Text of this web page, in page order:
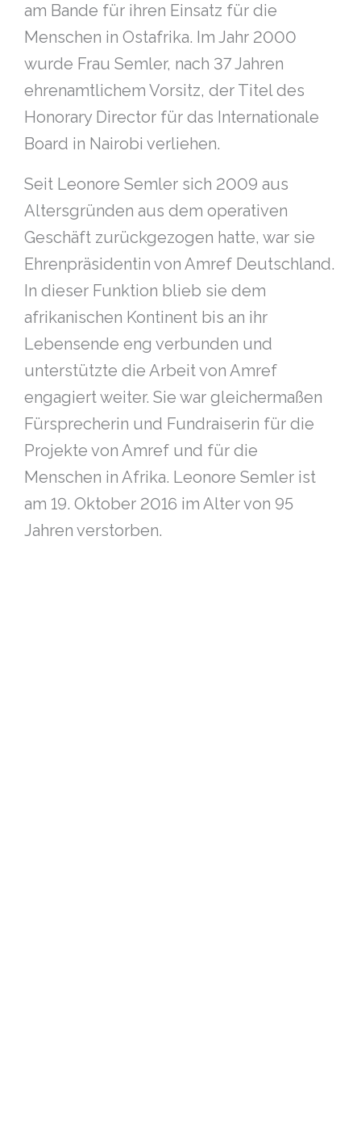
am Bande für ihren Einsatz für die
Menschen in Ostafrika. Im Jahr 2000
wurde Frau Semler, nach 37 Jahren
ehrenamtlichem Vorsitz, der Titel des
Honorary Director für das Internationale
Board in Nairobi verliehen.
Seit Leonore Semler sich 2009 aus
Altersgründen aus dem operativen
Geschäft zurückgezogen hatte, war sie
Ehrenpräsidentin von Amref Deutschland.
In dieser Funktion blieb sie dem
afrikanischen Kontinent bis an ihr
Lebensende eng verbunden und
unterstützte die Arbeit von Amref
engagiert weiter. Sie war gleichermaßen
Fürsprecherin und Fundraiserin für die
Projekte von Amref und für die
Menschen in Afrika. Leonore Semler ist
am 19. Oktober 2016 im Alter von 95
Jahren verstorben.